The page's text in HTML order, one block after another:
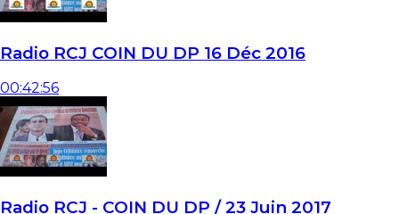
Radio RCJ COIN DU DP 16 Déc 2016
00:42:56
Radio RCJ - COIN DU DP / 23 Juin 2017